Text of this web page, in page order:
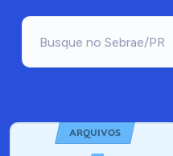
ARQUIVOS